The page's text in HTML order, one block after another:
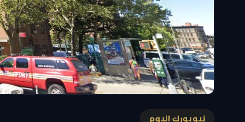
نيويورك اليوم